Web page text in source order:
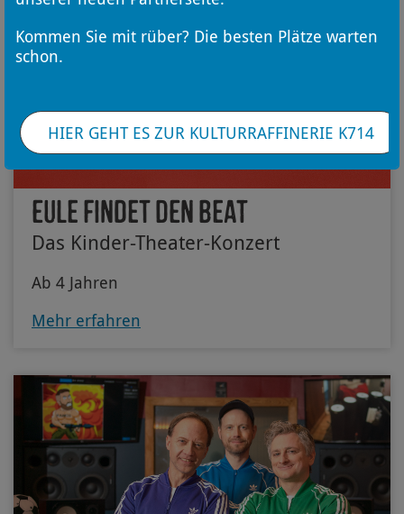
Eule findet den Beat
Das Kinder-Theater-Konzert
Ab 4 Jahren
Mehr erfahren
Kommen Sie mit rüber? Die besten Plätze warten
schon.
HIER GEHT ES ZUR KULTURRAFFINERIE K714